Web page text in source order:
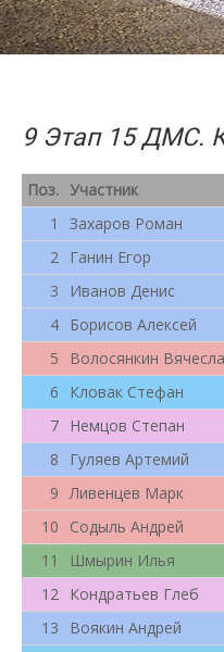
9 Этап 15 ДМС.
Поз. Участник
1
Захаров Роман
2 Ганин Егор
3
Иванов Денис
4 Борисов Алексей
5
Волосянкин
6
Кловак Стефан
7 Немцов Степан
8
Гуляев Артемий
9 Ливенцев Марк
10
Содыль Андрей
11
Шмырин Илья
12 Кондратьев Глеб
13
Воякин Андрей